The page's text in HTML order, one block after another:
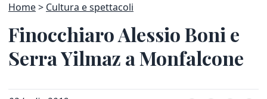
Home Cultura e spettacoli
Finocchiaro Alessio Boni e
Serra Yilmaz a Monfalcone